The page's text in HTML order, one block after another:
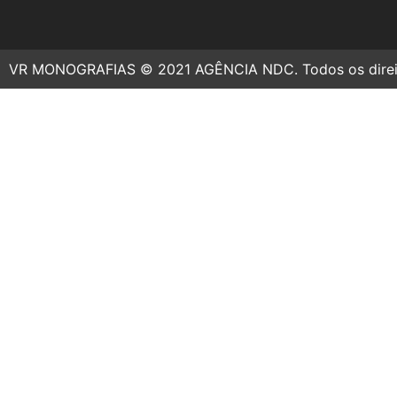
VR MONOGRAFIAS © 2021 AGÊNCIA NDC. Todos os